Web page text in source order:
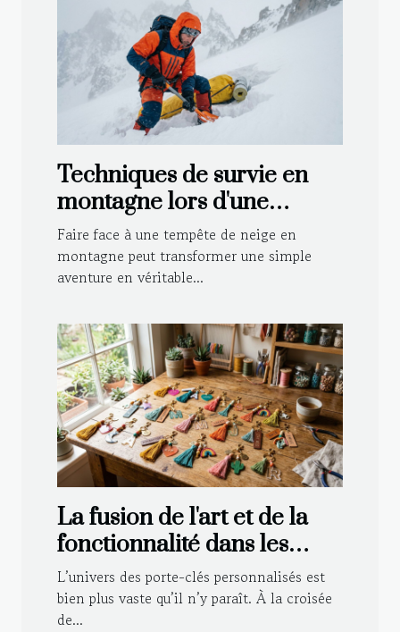
Techniques de survie en
montagne lors d'une
tempête de neige
Faire face à une tempête de neige en
montagne peut transformer une simple
aventure en véritable...
La fusion de l'art et de la
fonctionnalité dans les
porte-clés personnalisés
L’univers des porte-clés personnalisés est
bien plus vaste qu’il n’y paraît. À la croisée
de...